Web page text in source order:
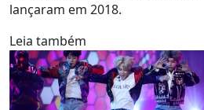
lançaram em 2018.
Leia também